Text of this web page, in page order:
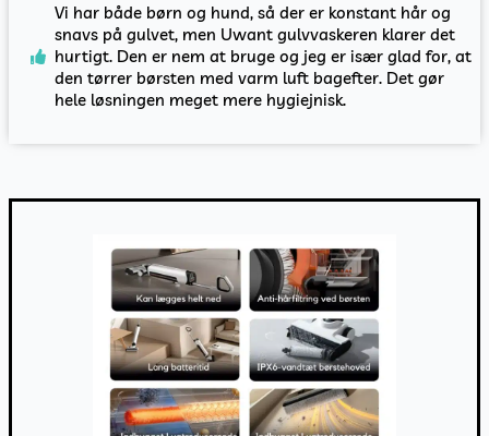
Vi har både børn og hund, så der er konstant hår og
snavs på gulvet, men Uwant gulvvaskeren klarer det
hurtigt. Den er nem at bruge og jeg er især glad for, at
den tørrer børsten med varm luft bagefter. Det gør
hele løsningen meget mere hygiejnisk.